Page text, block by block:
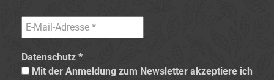
Datenschutz *
Mit der Anmeldung zum Newsletter akzeptiere ich